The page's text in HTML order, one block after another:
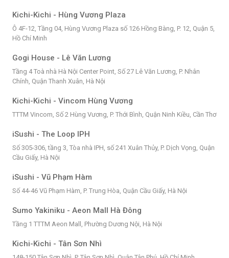
Kichi-Kichi - Hùng Vương Plaza
Ô 4F-12, Tầng 04, Hùng Vương Plaza số 126 Hồng Bàng, P. 12, Quận 5,
Hồ Chí Minh
Gogi House - Lê Văn Lương
Tầng 4 Toà nhà Hà Nội Center Point, Số 27 Lê Văn Lương, P. Nhân
Chính, Quận Thanh Xuân, Hà Nội
Kichi-Kichi - Vincom Hùng Vương
TTTM Vincom, Số 2 Hùng Vương, P. Thới Bình, Quận Ninh Kiều, Cần Thơ
iSushi - The Loop IPH
Số 305-306, tầng 3, Tòa nhà IPH, số 241 Xuân Thủy, P. Dịch Vọng, Quận
Cầu Giấy, Hà Nội
iSushi - Vũ Phạm Hàm
Số 44-46 Vũ Phạm Hàm, P. Trung Hòa, Quận Cầu Giấy, Hà Nội
Sumo Yakiniku - Aeon Mall Hà Đông
Tầng 1 TTTM Aeon Mall, Phường Dương Nội, Hà Nội
Kichi-Kichi - Tân Sơn Nhì